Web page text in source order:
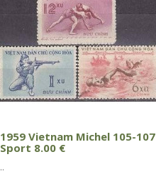
1959 Vietnam Michel 105-107
Sport 8.00 €
..